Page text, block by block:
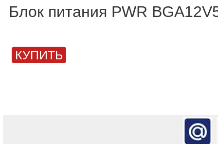
Блок питания PWR
КУПИТЬ